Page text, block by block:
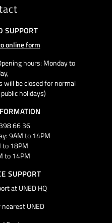
SUPPORT
online form
hours: Monday to
will be closed for normal
holidays)
66 36
9AM to 14PM
to 18PM
to 14PM
SUPPORT
at UNED HQ
UNED